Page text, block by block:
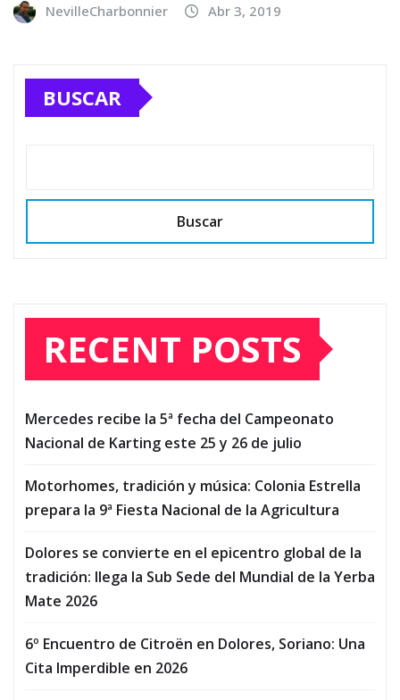
NevilleCharbonnier Abr 3, 2019
BUSCAR
Buscar
RECENT POSTS
Mercedes recibe la 5ª fecha del Campeonato
Nacional de Karting este 25 y 26 de julio
Motorhomes, tradición y música: Colonia Estrella
prepara la 9ª Fiesta Nacional de la Agricultura
Dolores se convierte en el epicentro global de la
tradición: llega la Sub Sede del Mundial de la Yerba
Mate 2026
6º Encuentro de Citroën en Dolores, Soriano: Una
Cita Imperdible en 2026